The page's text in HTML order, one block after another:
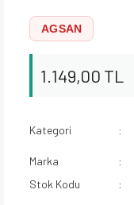
AGSAN
1.149,00 TL
Kategori
Marka
Stok Kodu